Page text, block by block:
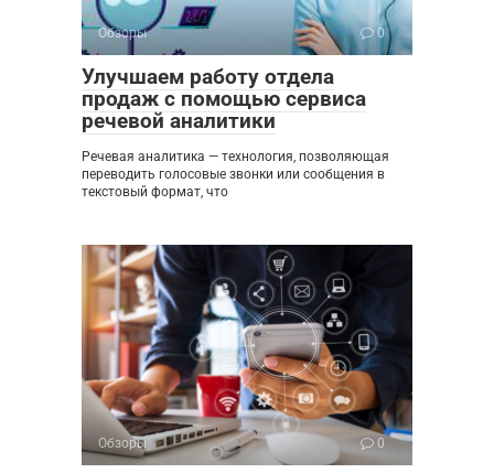
Обзоры 0
Улучшаем работу отдела
продаж с помощью сервиса
речевой аналитики
Речевая аналитика — технология, позволяющая
переводить голосовые звонки или сообщения в
текстовый формат, что
Обзоры 0